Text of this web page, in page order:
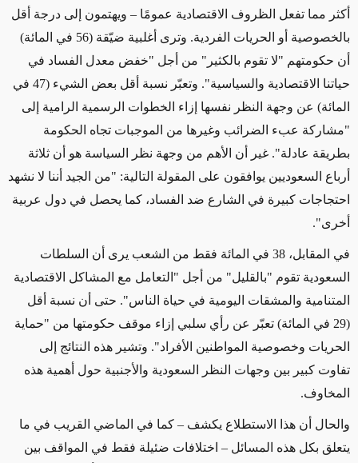
أكثر مما تفعل الظروف الاقتصادية عمومًا – ويهتمون إلى درجة أقل
بالخصوصية أو الحريات الفردية. وترى أغلبية ضيّقة (56 في المائة)
أن حكومتهم "لا تقوم بالكثير" من أجل "خفض معدل الفساد في
حياتنا الاقتصادية والسياسية". وتعبّر نسبة أقل بعض الشيء (47 في
المائة) عن وجهة النظر نفسها إزاء الخطوات الرسمية الرامية إلى
"مشاركة عبء الضرائب وغيرها من الموجبات تجاه الحكومة
بطريقة عادلة". غير أن الأهم من وجهة نظر السياسة هو أن ثلاثة
أرباع السعوديين يوافقون على المقولة التالية: "من الجيد أننا لا نشهد
احتجاجات كبيرة في الشارع ضد الفساد، كما يحصل في دول عربية
أخرى".
في المقابل، 38 في المائة فقط من الشعب يرى أن السلطات
السعودية تقوم "بالقليل" من أجل "التعامل مع المشاكل الاقتصادية
المتنامية والمشقات اليومية في حياة الناس". حتى أن نسبة أقل
(29 في المائة) تعبّر عن رأي سلبي إزاء موقف حكومتها من "حماية
الحريات وخصوصية المواطنين الأفراد". وتشير هذه النتائج إلى
تفاوت كبير بين وجهات النظر السعودية والأجنبية حول أهمية هذه
المخاوف.
والحال أن هذا الاستطلاع يكشف – كما في الماضي القريب في ما
يتعلق بكل هذه المسائل – اختلافات ضئيلة فقط في المواقف بين